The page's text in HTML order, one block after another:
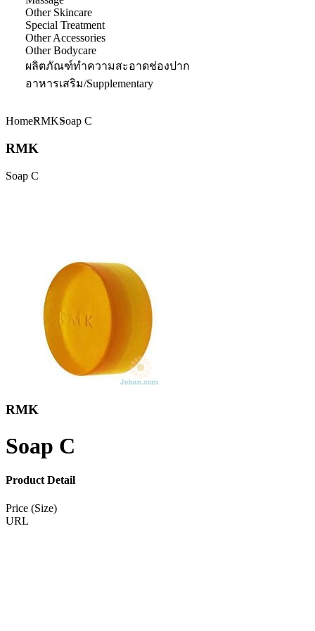
Other Skincare
Special Treatment
Other Accessories
Other Bodycare
ผลิตภัณฑ์ทำความสะอาดช่องปาก
อาหารเสริม/Supplementary
HomeRMKSoap C
RMK
Soap C
RMK
Soap C
Product Detail
Price (Size)
URL